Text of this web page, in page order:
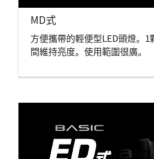
MD式
方便攜帶的輕便型LED頭燈。
間維持亮度。使用範圍很廣。